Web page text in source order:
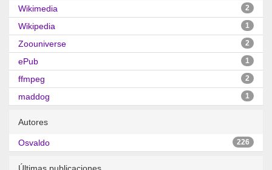
Wikimedia 2
Wikipedia 1
Zoouniverse 2
ePub 1
ffmpeg 2
maddog 1
Autores
Osvaldo 226